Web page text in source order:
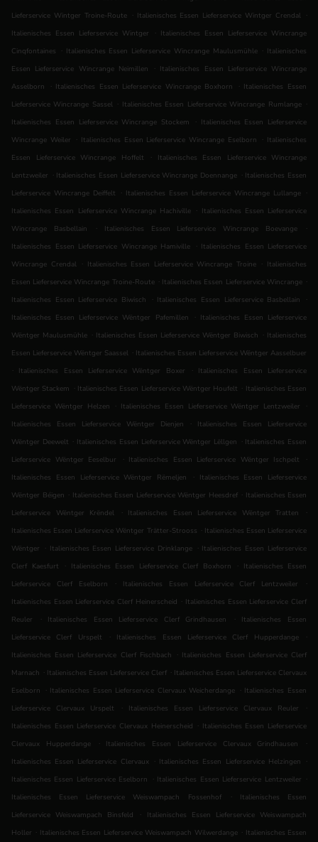
Lieferservice Wintger Troine-Route . Italienisches Essen Lieferservice Wintger Crendal
.
Italienisches Essen Lieferservice Wintger
. Italienisches Essen Lieferservice Wincrange
Cinqfontaines
. Italienisches Essen Lieferservice Wincrange Maulusmühle . Italienisches
Essen Lieferservice Wincrange Neimillen
. Italienisches Essen Lieferservice Wincrange
Asselborn
. Italienisches Essen Lieferservice Wincrange Boxhorn . Italienisches Essen
Lieferservice Wincrange Sassel . Italienisches Essen Lieferservice Wincrange Rumlange .
Italienisches Essen Lieferservice Wincrange Stockem
. Italienisches Essen Lieferservice
Wincrange Weiler
. Italienisches Essen Lieferservice Wincrange Eselborn . Italienisches
Essen Lieferservice Wincrange Hoffelt
.
Italienisches Essen Lieferservice Wincrange
Lentzweiler . Italienisches Essen Lieferservice Wincrange Doennange . Italienisches Essen
Lieferservice Wincrange Deiffelt
. Italienisches Essen Lieferservice Wincrange Lullange .
Italienisches Essen Lieferservice Wincrange Hachiville . Italienisches Essen Lieferservice
Wincrange Basbellain
. Italienisches Essen Lieferservice Wincrange Boevange
.
Italienisches Essen Lieferservice Wincrange Hamiville
. Italienisches Essen Lieferservice
Wincrange Crendal
. Italienisches Essen Lieferservice Wincrange Troine . Italienisches
Essen Lieferservice Wincrange Troine-Route . Italienisches Essen Lieferservice Wincrange .
Italienisches Essen Lieferservice Biwisch
. Italienisches Essen Lieferservice Basbellain
.
Italienisches Essen Lieferservice Wëntger Pafemillen
. Italienisches Essen Lieferservice
Wëntger Maulusmühle . Italienisches Essen Lieferservice Wëntger Biwisch . Italienisches
Essen Lieferservice Wëntger Saassel . Italienisches Essen Lieferservice Wëntger Aasselbuer
. Italienisches Essen Lieferservice Wëntger Boxer . Italienisches Essen Lieferservice
Wëntger Stackem . Italienisches Essen Lieferservice Wëntger Houfelt . Italienisches Essen
Lieferservice Wëntger Helzen
. Italienisches Essen Lieferservice Wëntger Lentzweiler
.
Italienisches Essen Lieferservice Wëntger Dienjen
.
Italienisches Essen Lieferservice
Wëntger Deewelt . Italienisches Essen Lieferservice Wëntger Lëllgen . Italienisches Essen
Lieferservice Wëntger Eeselbur
. Italienisches Essen Lieferservice Wëntger Ischpelt
.
Italienisches Essen Lieferservice Wëntger Rëmeljen
. Italienisches Essen Lieferservice
Wëntger Béigen . Italienisches Essen Lieferservice Wëntger Heesdref . Italienisches Essen
Lieferservice Wëntger Krëndel
. Italienisches Essen Lieferservice Wëntger Tratten
.
Italienisches Essen Lieferservice Wëntger Trätter-Strooss . Italienisches Essen Lieferservice
Wëntger
. Italienisches Essen Lieferservice Drinklange . Italienisches Essen Lieferservice
Clerf Kaesfurt
. Italienisches Essen Lieferservice Clerf Boxhorn . Italienisches Essen
Lieferservice Clerf Eselborn
. Italienisches Essen Lieferservice Clerf Lentzweiler
.
Italienisches Essen Lieferservice Clerf Heinerscheid . Italienisches Essen Lieferservice Clerf
Reuler
. Italienisches Essen Lieferservice Clerf Grindhausen .
Italienisches Essen
Lieferservice Clerf Urspelt
. Italienisches Essen Lieferservice Clerf Hupperdange
.
Italienisches Essen Lieferservice Clerf Fischbach
. Italienisches Essen Lieferservice Clerf
Marnach . Italienisches Essen Lieferservice Clerf . Italienisches Essen Lieferservice Clervaux
Eselborn
. Italienisches Essen Lieferservice Clervaux Weicherdange . Italienisches Essen
Lieferservice Clervaux Urspelt
. Italienisches Essen Lieferservice Clervaux Reuler
.
Italienisches Essen Lieferservice Clervaux Heinerscheid . Italienisches Essen Lieferservice
Clervaux Hupperdange
. Italienisches Essen Lieferservice Clervaux Grindhausen
.
Italienisches Essen Lieferservice Clervaux . Italienisches Essen Lieferservice Helzingen
.
Italienisches Essen Lieferservice Eselborn
. Italienisches Essen Lieferservice Lentzweiler .
Italienisches Essen Lieferservice Weiswampach Fossenhof
.
Italienisches Essen
Lieferservice Weiswampach Binsfeld
.
Italienisches Essen Lieferservice Weiswampach
Holler . Italienisches Essen Lieferservice Weiswampach Wilwerdange . Italienisches Essen